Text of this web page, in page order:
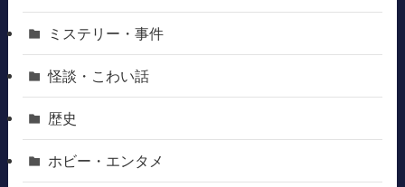
ミステリー・事件
怪談・こわい話
歴史
ホビー・エンタメ